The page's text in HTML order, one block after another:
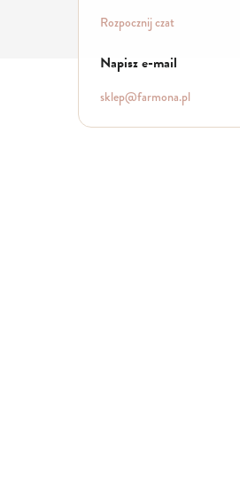
Rozpocznij czat
Napisz e-mail
sklep@farmona.pl